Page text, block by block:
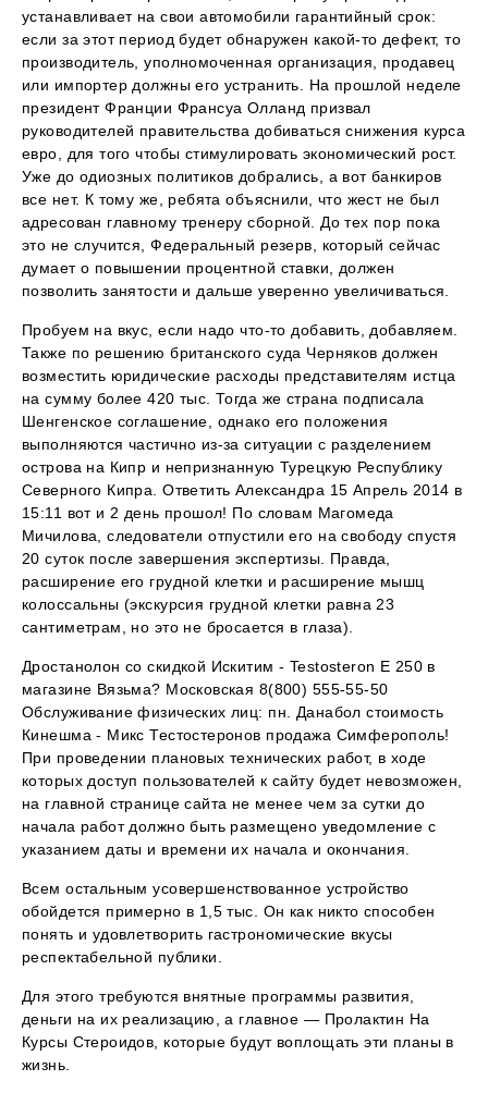
устанавливает на свои автомобили гарантийный срок:
если за этот период будет обнаружен какой-то дефект, то
производитель, уполномоченная организация, продавец
или импортер должны его устранить. На прошлой неделе
президент Франции Франсуа Олланд призвал
руководителей правительства добиваться снижения курса
евро, для того чтобы стимулировать экономический рост.
Уже до одиозных политиков добрались, а вот банкиров
все нет. К тому же, ребята объяснили, что жест не был
адресован главному тренеру сборной. До тех пор пока
это не случится, Федеральный резерв, который сейчас
думает о повышении процентной ставки, должен
позволить занятости и дальше уверенно увеличиваться.
Пробуем на вкус, если надо что-то добавить, добавляем.
Также по решению британского суда Черняков должен
возместить юридические расходы представителям истца
на сумму более 420 тыс. Тогда же страна подписала
Шенгенское соглашение, однако его положения
выполняются частично из-за ситуации с разделением
острова на Кипр и непризнанную Турецкую Республику
Северного Кипра. Ответить Александра 15 Апрель 2014 в
15:11 вот и 2 день прошол! По словам Магомеда
Мичилова, следователи отпустили его на свободу спустя
20 суток после завершения экспертизы. Правда,
расширение его грудной клетки и расширение мышц
колоссальны (экскурсия грудной клетки равна 23
сантиметрам, но это не бросается в глаза).
Дростанолон со скидкой Искитим - Testosteron E 250 в
магазине Вязьма? Московская 8(800) 555-55-50
Обслуживание физических лиц: пн. Данабол стоимость
Кинешма - Микс Тестостеронов продажа Симферополь!
При проведении плановых технических работ, в ходе
которых доступ пользователей к сайту будет невозможен,
на главной странице сайта не менее чем за сутки до
начала работ должно быть размещено уведомление с
указанием даты и времени их начала и окончания.
Всем остальным усовершенствованное устройство
обойдется примерно в 1,5 тыс. Он как никто способен
понять и удовлетворить гастрономические вкусы
респектабельной публики.
Для этого требуются внятные программы развития,
деньги на их реализацию, а главное — Пролактин На
Курсы Стероидов, которые будут воплощать эти планы в
жизнь.